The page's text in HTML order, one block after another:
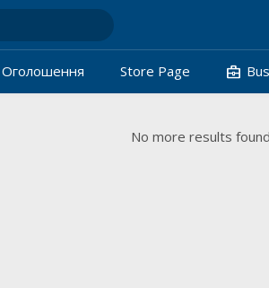
Oголошення Store Page business_center
No more results found